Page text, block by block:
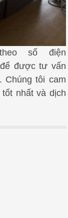
số điện
được tư vấn
Chúng tôi cam
nhất và dịch